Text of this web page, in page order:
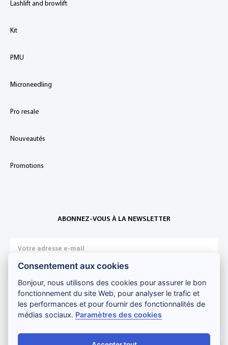
Lashlift and browlift
Kit
PMU
Microneedling
Pro resale
Nouveautés
Promotions
ABONNEZ-VOUS À LA NEWSLETTER
Je m'inscris
Consentement aux cookies
Bonjour, nous utilisons des cookies pour assurer le bon
fonctionnement du site Web, pour analyser le trafic et
les performances et pour fournir des fonctionnalités de
médias sociaux. Paramètres des cookies